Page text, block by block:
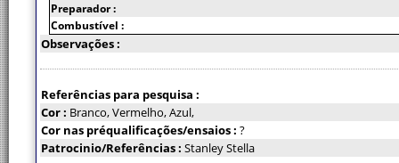
Preparador :
Combustível :
Observações :
Referências para pesquisa :
Cor : Branco, Vermelho, Azul,
Cor nas préqualificações/ensaios : ?
Patrocinio/Referências : Stanley Stella